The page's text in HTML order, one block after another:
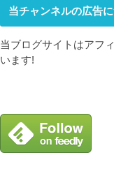
当チャンネルの広告
当ブログサイトはアフ
います!